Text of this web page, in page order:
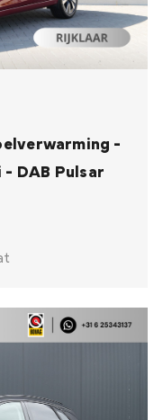
-
- DAB Pulsar